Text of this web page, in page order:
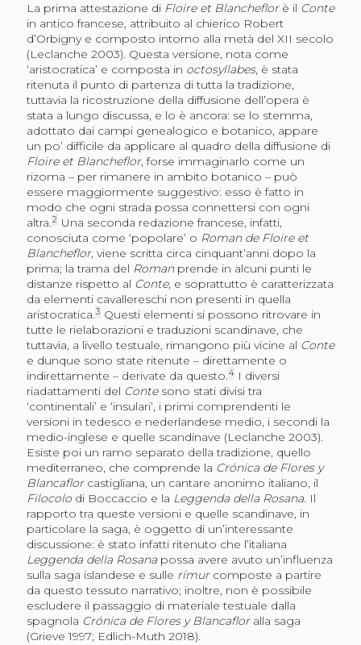
La prima attestazione di Floire et Blancheflorè il Conte
in antico francese, attribuito al chierico Robert
d’Orbigny e composto intorno alla metà del XII secolo
(Leclanche 2003). Questa versione, nota come
‘aristocratica’ e composta in octosyllabes, è stata
ritenuta il punto di partenza di tutta la tradizione,
tuttavia la ricostruzione della diffusione dell’opera è
stata a lungo discussa, e lo è ancora: se lo stemma,
adottato dai campi genealogico e botanico, appare
un po’ difficile da applicare al quadro della diffusione di
Floire et Blancheflor, forse immaginarlo come un
rizoma – per rimanere in ambito botanico – può
essere maggiormente suggestivo: esso è fatto in
modo che ogni strada possa connettersi con ogni
altra.2 Una seconda redazione francese, infatti,
conosciuta come ‘popolare’ o Roman de Floire et
Blancheflor, viene scritta circa cinquant’anni dopo la
prima; la trama del Romanprende in alcuni punti le
distanze rispetto al Conte, e soprattutto è caratterizzata
da elementi cavallereschi non presenti in quella
aristocratica.3 Questi elementi si possono ritrovare in
tutte le rielaborazioni e traduzioni scandinave, che
tuttavia, a livello testuale, rimangono più vicine al Conte
e dunque sono state ritenute – direttamente o
indirettamente – derivate da questo.4I diversi
riadattamenti del Contesono stati divisi tra
‘continentali’ e ‘insulari’, i primi comprendenti le
versioni in tedesco e nederlandese medio, i secondi la
medio-inglese e quelle scandinave (Leclanche 2003).
Esiste poi un ramo separato della tradizione, quello
mediterraneo, che comprende la Crónica de Flores y
Blancaflorcastigliana, un cantare anonimo italiano, il
Filocolo di Boccaccio e la Leggenda della Rosana. Il
rapporto tra queste versioni e quelle scandinave, in
particolare la saga, è oggetto di un’interessante
discussione: è stato infatti ritenuto che l’italiana
Leggenda della Rosanapossa avere avuto un’influenza
sulla saga islandese e sulle rímurcomposte a partire
da questo tessuto narrativo; inoltre, non è possibile
escludere il passaggio di materiale testuale dalla
spagnola Crónica de Flores y Blancafloralla saga
(Grieve 1997; Edlich-Muth 2018).